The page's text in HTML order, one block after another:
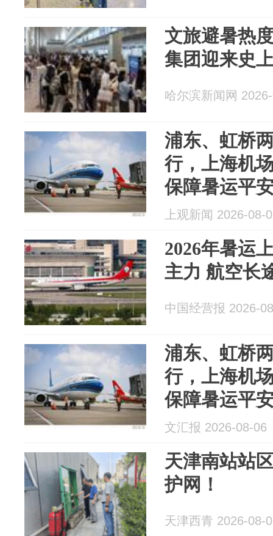
文旅避暑热
集团迎来史
哈尔滨新闻网
浦东、虹桥
行，上海机
保障暑运平
上观新闻 2026-08-
2026年暑运
主力 航空长
中国经营报 2026-
浦东、虹桥
行，上海机
保障暑运平
文汇报 2026-08-06
天津南站站
护网！
天津西青 2026-08-